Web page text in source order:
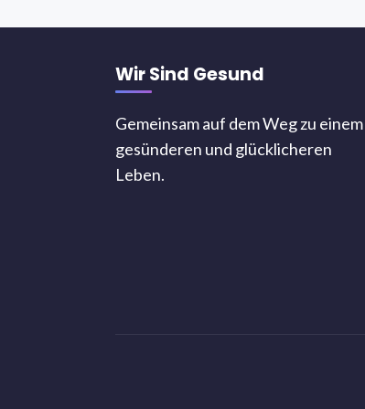
Wir Sind Gesund
Gemeinsam auf dem Weg zu einem
gesünderen und glücklicheren
Leben.